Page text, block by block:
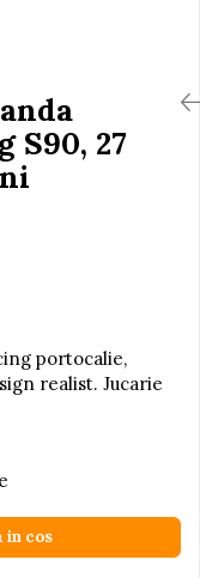
S90, 27
portocalie,
realist. Jucarie
in cos